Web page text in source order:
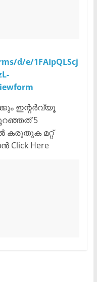
d/e/1FAIpQLScj
ഇന്റർവ്യൂ
5
കരുതുക മറ്റ്
Click Here